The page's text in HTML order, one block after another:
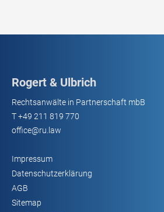
Rogert & Ulbrich
Rechtsanwälte in Partnerschaft mbB
T+49 211 819 770
office@ru.law
Impressum
Datenschutzerklärung
AGB
Sitemap